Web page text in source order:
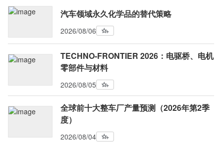
汽车领域永久化学品的替代策略
2026/08/06
TECHNO-FRONTIER 2026：电驱桥、电机
零部件与材料
2026/08/05
全球前十大整车厂产量预测（2026年第2季
度）
2026/08/04